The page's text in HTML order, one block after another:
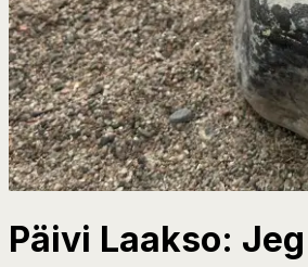
Päivi Laakso: